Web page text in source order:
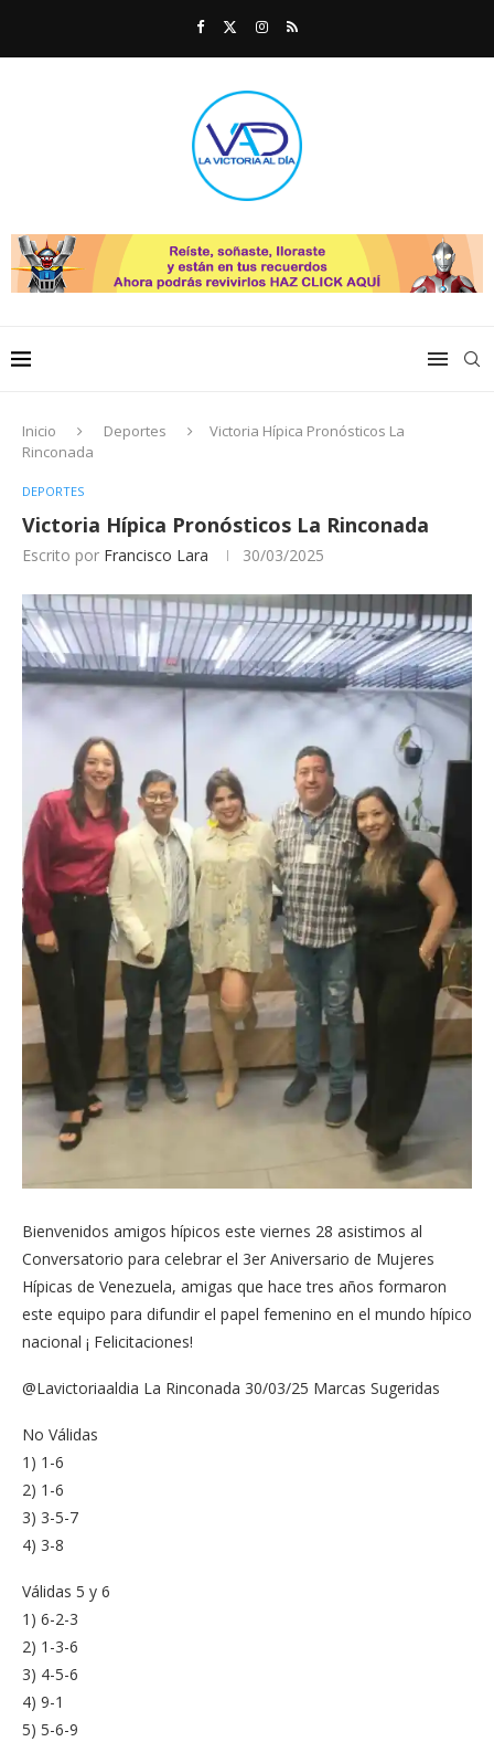
Inicio Deportes
Victoria Hípica Pronósticos La
Rinconada
DEPORTES
Victoria Hípica Pronósticos La Rinconada
Escrito por Francisco Lara 30/03/2025
Bienvenidos amigos hípicos este viernes 28 asistimos al
Conversatorio para celebrar el 3er Aniversario de Mujeres
Hípicas de Venezuela, amigas que hace tres años formaron
este equipo para difundir el papel femenino en el mundo hípico
nacional ¡ Felicitaciones!
@Lavictoriaaldia La Rinconada 30/03/25 Marcas Sugeridas
No Válidas
1) 1-6
2) 1-6
3) 3-5-7
4) 3-8
Válidas 5 y 6
1) 6-2-3
2) 1-3-6
3) 4-5-6
4) 9-1
5) 5-6-9